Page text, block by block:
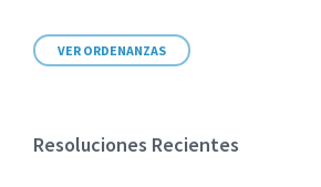
VER ORDENANZAS
Resoluciones Recientes